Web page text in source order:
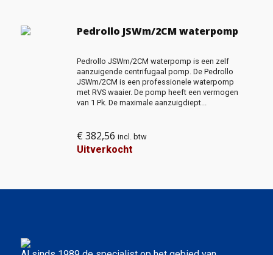
Pedrollo JSWm/2CM waterpomp
Pedrollo JSWm/2CM waterpomp is een zelf
aanzuigende centrifugaal pomp. De Pedrollo
JSWm/2CM is een professionele waterpomp
met RVS waaier. De pomp heeft een vermogen
van 1 Pk. De maximale aanzuigdiept...
€ 382,56 incl. btw
Uitverkocht